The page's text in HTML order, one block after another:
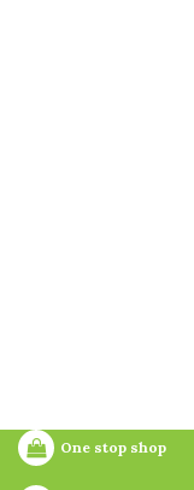
One stop shop